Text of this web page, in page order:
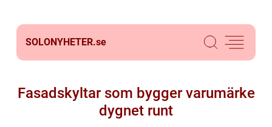
SOLONYHETER.se
Fasadskyltar som bygger varumärke
dygnet runt